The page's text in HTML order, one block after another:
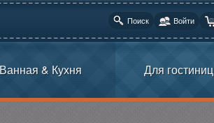
Поиск Войти
Ванная & Кухня Для гостиниц